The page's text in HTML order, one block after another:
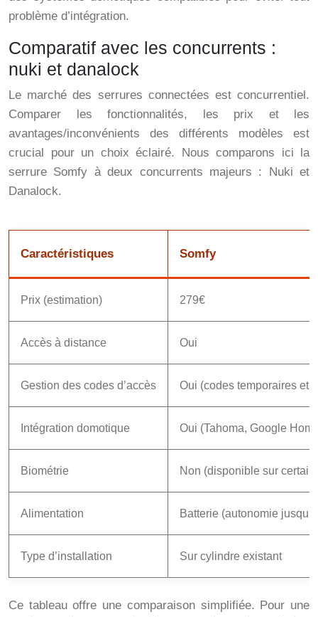
problème d’intégration.
Comparatif avec les concurrents :
nuki et danalock
Le marché des serrures connectées est concurrentiel.
Comparer les fonctionnalités, les prix et les
avantages/inconvénients des différents modèles est
crucial pour un choix éclairé. Nous comparons ici la
serrure Somfy à deux concurrents majeurs : Nuki et
Danalock.
Caractéristiques Somfy
Prix (estimation) 279€
Accès à distance Oui
Gestion des codes d’accès Oui (codes temporaires et
Intégration domotique Oui (Tahoma, Google
Biométrie Non (disponible sur
Alimentation Batterie (autonomie
Type d’installation Sur cylindre existant
Ce tableau offre une comparaison simplifiée. Pour une